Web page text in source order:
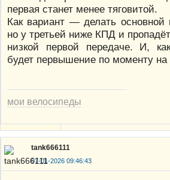
первая станет менее тяговитой.
Как вариант — делать основной
но у третьей ниже КПД и
низкой первой передаче. И,
будет первышение по моменту на
мои велосипеды
tank666111
07-01-2026 09:46:43